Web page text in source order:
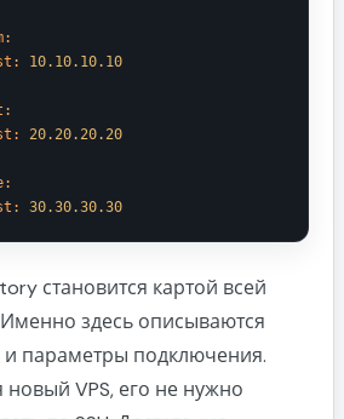
10.10.10.10
20.20.20.20
30.30.30.30
становится картой всей
здесь описываются
и параметры подключения.
новый VPS, его не нужно